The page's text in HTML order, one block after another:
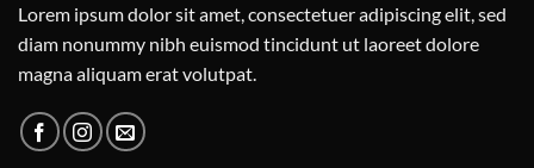
Lorem ipsum dolor sit amet, consectetuer adipiscing elit, sed
diam nonummy nibh euismod tincidunt ut laoreet dolore
magna aliquam erat volutpat.